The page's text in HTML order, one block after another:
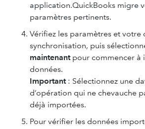
application.QuickBooks migre
paramètres pertinents.
Vérifiez les paramètres et
synchronisation, puis
maintenantpour commencer à
données.
Important: Sélectionnez une
d’opération qui ne chevauche
déjà importées.
Pour vérifier les données